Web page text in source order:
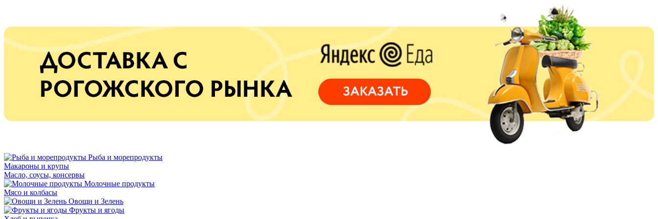
Рыба и морепродукты
Макароны и крупы
Масло, соусы, консервы
Молочные продукты
Мясо и колбасы
Овощи и Зелень
Фрукты и ягоды